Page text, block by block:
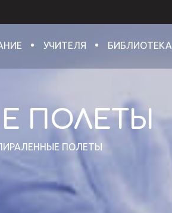
УЧИТЕЛЯ БИБЛИОТЕКА
ПОЛЕТЫ
ПОЛЕТЫ